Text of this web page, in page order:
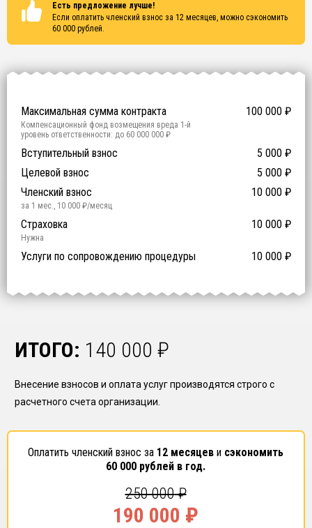
Есть предложение лучше!
Если оплатить членский взнос за 12 месяцев, можно сэкономить
60 000 рублей.
Сертификаты
Максимальная сумма контракта
100 000 ₽
Компенсационный фонд возмещения вреда 1 -й
уровень ответственности: до 60 000 000 ₽
Участие в гос. тендерах и аукционах 0 ₽
Компенсационный фонд договорных обязательств
й уровень ответственности:
Вступительный взнос 5 000 ₽
Целевой взнос
5 000 ₽
Членский взнос
10 000 ₽
за 1 мес., 10 000 ₽/месяц
Предоставление специалистов НРС 0 ₽
0₽ за человека
Сертификат ISO 9001 14 500 ₽
ISO 9001
Сертификат ISO 14001 14 500 ₽
ISO 14001
Сертификат OHSAS 18001 14 500 ₽
OHSAS 18001
Страховка 10 000 ₽
Нужна
Услуги по сопровождению процедуры 10 000 ₽
ИТОГО: 140 000 ₽
Внесение взносов и оплата услуг производятся строго с
расчетного счета организации.
Оплатить членский взнос за 12 месяцев и сэкономить
60 000 рублей в год.
250 000₽
190 000 ₽